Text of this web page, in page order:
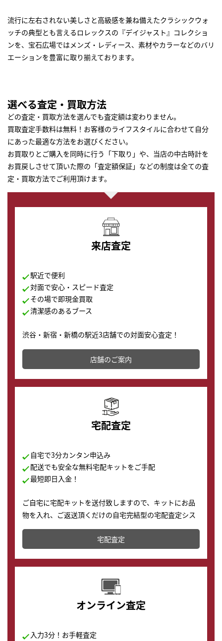
流行に左右されない美しさと高級感を兼ね備えたクラシックウォ
ッチの典型とも言えるロレックスの『デイジャスト』コレクショ
ンを、宝石広場ではメンズ・レディース、素材やカラーなどのバリ
エーションを豊富に取り揃えております。
選べる査定・買取方法
どの査定・買取方法を選んでも査定額は変わりません。
買取査定手数料は無料！お客様のライフスタイルに合わせて自分
にあった最適な方法をお選びください。
お買取りとご購入を同時に行う「下取り」や、当店の中古時計を
お買戻しさせて頂いた際の「査定額保証」などの制度は全ての査
定・買取方法でご利用頂けます。
来店査定
駅近で便利
対面で安心・スピード査定
その場で即現金買取
清潔感のあるブース
渋谷・新宿・新橋の駅近3店舗での対面安心査定！
その場で現金買取致します。渋谷本店では、時計販売の
店舗を併設しており、下取りに出してお得に新しい時計
の購入もできます♪
店舗のご案内
宅配査定
自宅で3分カンタン申込み
配送でも安全な無料宅配キットをご手配
最短即日入金！
ご自宅に宅配キットを送付致しますので、キットにお品
物を入れ、ご返送頂くだけの自宅完結型の宅配査定シス
テムです。
配送でも簡単&安全に査定・買取に出すことが可能で
す。
宅配査定
オンライン査定
入力3分！お手軽査定